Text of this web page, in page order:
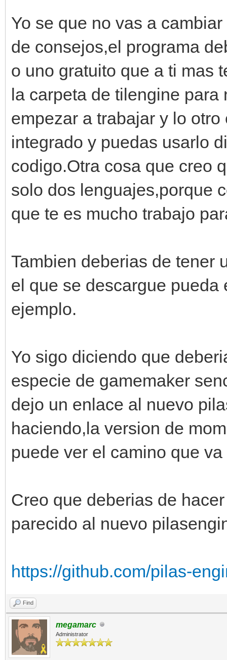
Yo se que no vas a
de consejos,el programa
o uno gratuito que a ti mas
la carpeta de tilengine
empezar a trabajar y lo
integrado y puedas usarlo
codigo.Otra cosa que creo
solo dos lenguajes,porque
que te es mucho trabajo
Tambien deberias de tener
el que se descargue
ejemplo.
Yo sigo diciendo que
especie de gamemaker
dejo un enlace al nuevo
haciendo,la version de
puede ver el camino que
Creo que deberias de
parecido al nuevo
https://github.com/pilas-
Find
megamarc
Administrator